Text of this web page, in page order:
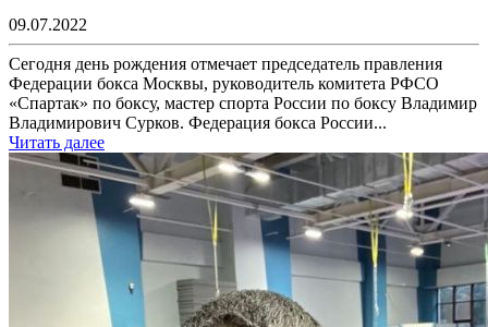
09.07.2022
Сегодня день рождения отмечает председатель правления
Федерации бокса Москвы, руководитель комитета РФСО
«Спартак» по боксу, мастер спорта России по боксу Владимир
Владимирович Сурков. Федерация бокса России...
Читать далее